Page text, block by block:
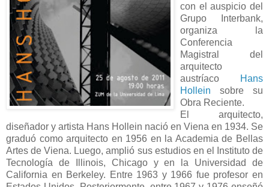
con el auspicio del
Grupo Interbank,
organiza la
Conferencia
Magistral del
arquitecto
austríaco
Hans
Hollein sobre su
Obra Reciente.
El arquitecto,
diseñador y artista Hans Hollein nació en Viena en 1934. Se
graduó como arquitecto en 1956 en la Academia de Bellas
Artes de Viena. Luego, amplió sus estudios en el Instituto de
Tecnología de Illinois, Chicago y en la Universidad de
California en Berkeley. Entre 1963 y 1966 fue profesor en